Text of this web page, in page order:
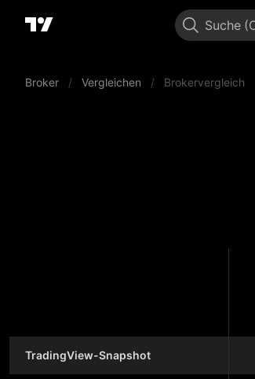
Suche
Broker / Vergleichen / Brokervergleich
TradingView-Snapshot